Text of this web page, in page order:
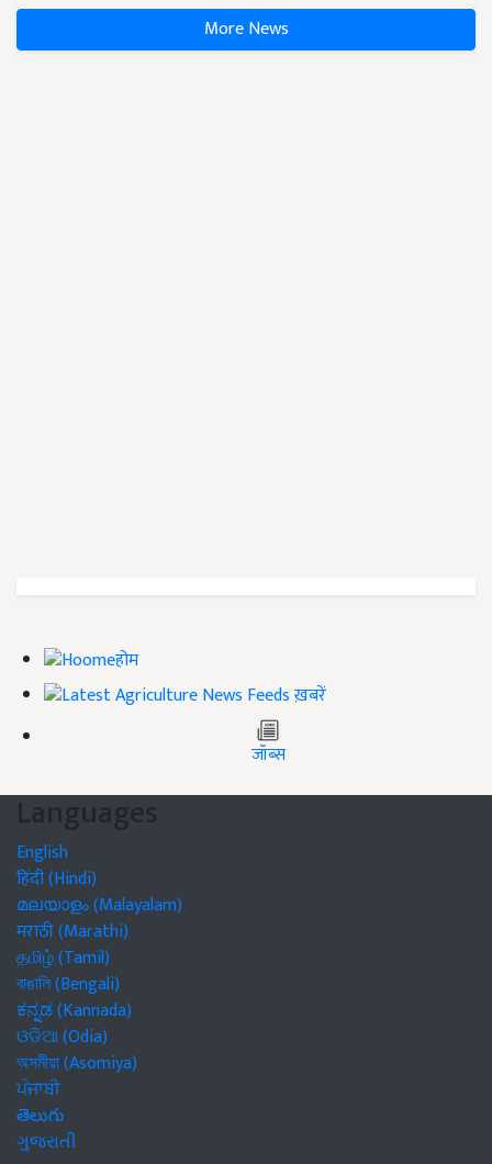
More News
होम
ख़बरें
जॉब्स
Languages
English
हिंदी (Hindi)
മലയാളം (Malayalam)
मराठी (Marathi)
தமிழ் (Tamil)
বাঙালি (Bengali)
ಕನ್ನಡ (Kannada)
ଓଡିଆ (Odia)
অসমীয়া (Asomiya)
ਪੰਜਾਬੀ
తెలుగు
ગુજરાતી